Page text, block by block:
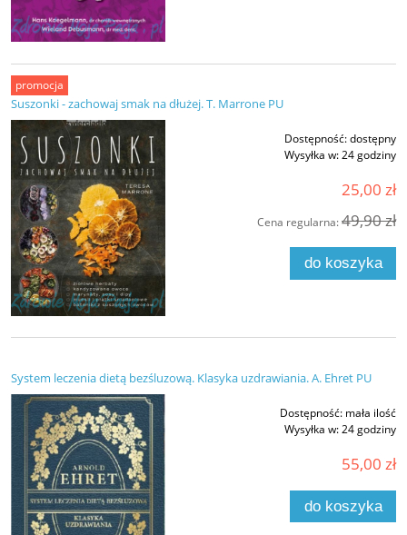
Suszonki - zachowaj smak na dłużej. T. Marrone PU
Dostępność:dostępny
Wysyłka w:24 godziny
25,00 zł
Cena regularna:49,90 zł
do koszyka
promocja
System leczenia dietą bezśluzową. Klasyka uzdrawiania. A. Ehret PU
Dostępność: mała ilość
Wysyłka w:24 godziny
55,00 zł
do koszyka